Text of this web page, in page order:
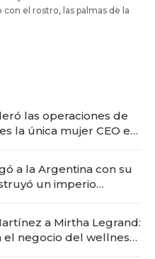
el rostro, las palmas de la
las operaciones de
la única mujer CEO en
a la Argentina con su
un imperio
a Mirtha Legrand:
negocio del wellness